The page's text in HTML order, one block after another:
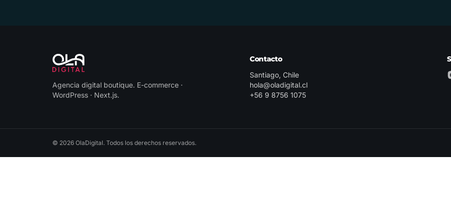
Agencia digital boutique. E-commerce ·
WordPress · Next.js.
Contacto
Santiago, Chile
hola@oladigital.cl
+56 9 8756 1075
© 2026 OlaDigital. Todos los derechos reservados.